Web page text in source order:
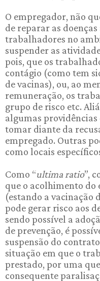
O empregador, não
de reparar as
trabalhadores no
suspender as
pois, que os
contágio (como tem
de vacinas), ou, ao
remuneração, os
grupo de risco etc.
algumas
tomar diante da
empregado. Outras
como locais
Como “ultima ratio”,
que o acolhimento do
(estando a vacinação
pode gerar risco aos
sendo possível a
de prevenção, é
suspensão do
situação em que o
prestado, por uma
consequente